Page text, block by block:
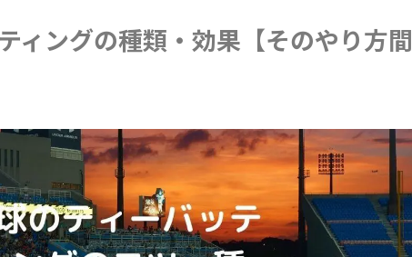
ィングの種類・効果【そのやり方間